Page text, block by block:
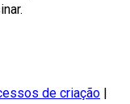
de criação